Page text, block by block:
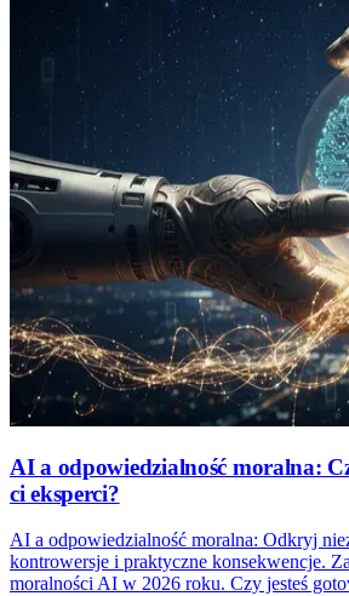
AI a odpowiedzialność moralna:
ci eksperci?
AI a odpowiedzialność moralna: Odkryj
kontrowersje i praktyczne konsekwencje.
moralności AI w 2026 roku. Czy jesteś